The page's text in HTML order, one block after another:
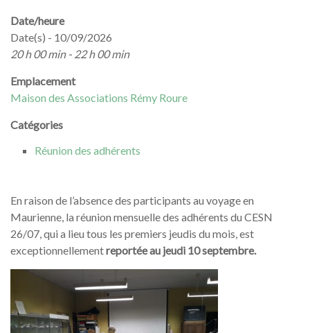
Date/heure
Date(s) - 10/09/2026
20 h 00 min - 22 h 00 min
Emplacement
Maison des Associations Rémy Roure
Catégories
Réunion des adhérents
En raison de l’absence des participants au voyage en
Maurienne, la réunion mensuelle des adhérents du CESN
26/07, qui a lieu tous les premiers jeudis du mois, est
exceptionnellementreportée au jeudi 10 septembre.